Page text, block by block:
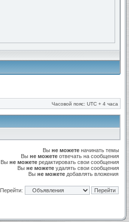
Часовой пояс: UTC + 4 часа
Вы не можете начинать темы
Вы не можете отвечать на сообщения
Вы не можете редактировать свои сообщения
Вы не можете удалять свои сообщения
Вы не можете добавлять вложения
Перейти: